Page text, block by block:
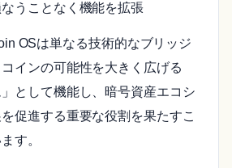
うことなく機能を拡張
OSは単なる技術的なブリッジ
インの可能性を大きく広げる
」として機能し、暗号資産エコシ
促進する重要な役割を果たすこ
す。